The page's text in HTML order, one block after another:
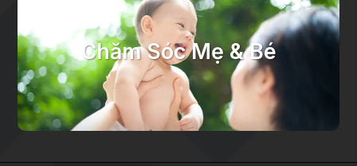
Chăm Sóc Mẹ & Bé